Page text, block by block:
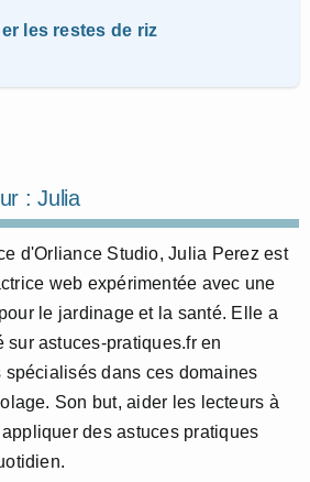
les restes de riz
:Julia
d'Orliance Studio, Julia Perez est
web expérimentée avec une
le jardinage et la santé. Elle a
sur astuces-pratiques.fr en
spécialisés dans ces domaines
Son but, aider les lecteurs à
des astuces pratiques